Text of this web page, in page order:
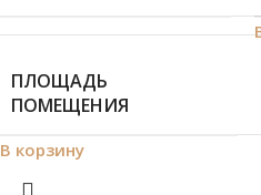
ПЛОЩАДЬ
ПОМЕЩЕНИЯ
В корзину